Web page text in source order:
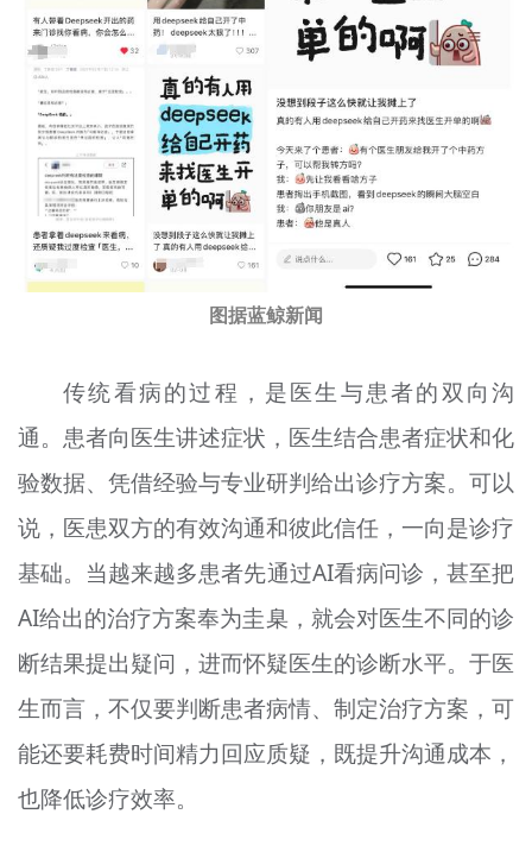
图据蓝鲸新闻
传统看病的过程，是医生与患者的双向沟
通。患者向医生讲述症状，医生结合患者症状和化
验数据、凭借经验与专业研判给出诊疗方案。可以
说，医患双方的有效沟通和彼此信任，一向是诊疗
基础。当越来越多患者先通过AI看病问诊，甚至把
AI给出的治疗方案奉为圭臬，就会对医生不同的诊
断结果提出疑问，进而怀疑医生的诊断水平。于医
生而言，不仅要判断患者病情、制定治疗方案，可
能还要耗费时间精力回应质疑，既提升沟通成本，
也降低诊疗效率。